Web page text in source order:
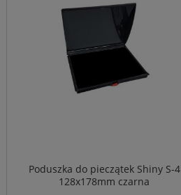
Poduszka do pieczątek Shiny S-4
128x178mm czarna